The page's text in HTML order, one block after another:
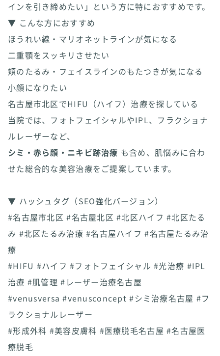
インを引き締めたい」という方に特におすすめです。
▼ こんな方におすすめ
ほうれい線・マリオネットラインが気になる
二重顎をスッキリさせたい
頬のたるみ・フェイスラインのもたつきが気になる
小顔になりたい
名古屋市北区でHIFU（ハイフ）治療を探している
当院では、フォトフェイシャルやIPL、フラクショナ
ルレーザーなど、
シミ・赤ら顔・ニキビ跡治療 も含め、肌悩みに合わ
せた総合的な美容治療をご提案しています。
▼ ハッシュタグ（SEO強化バージョン）
#名古屋市北区 #名古屋北区 #北区ハイフ #北区たる
み #北区たるみ治療 #名古屋ハイフ #名古屋たるみ治
療
#HIFU #ハイフ #フォトフェイシャル #光治療 #IPL
治療 #肌管理 #レーザー治療名古屋
#venusversa #venusconcept #シミ治療名古屋 #フ
ラクショナルレーザー
#形成外科 #美容皮膚科 #医療脱毛名古屋 #名古屋医
療脱毛